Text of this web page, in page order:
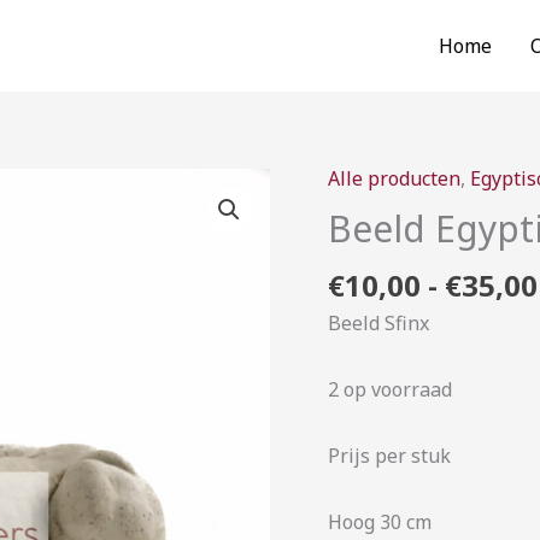
Home
Alle producten,
Beeld
€10,00 - €35,00
Beeld Sfinx
2 op voorraad
Prijs per stuk
Hoog 30 cm
Beeld
Egyptische
aantal